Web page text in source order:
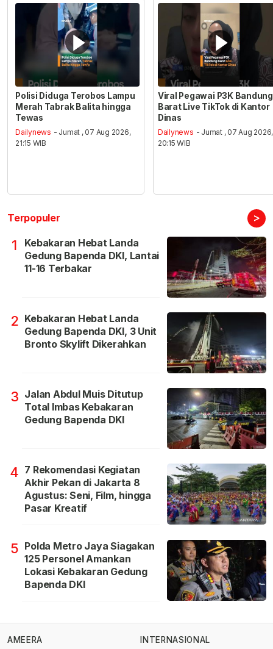
Polisi Diduga Terobos Lampu
Merah Tabrak Balita hingga
Tewas
Dailynews - Jumat , 07 Aug 2026,
21:15 WIB
Viral Pegawai P3K Bandung
Barat Live TikTok di Kantor
Dinas
Dailynews - Jumat , 07 Aug 2026,
20:15 WIB
Terpopuler >
1
Kebakaran Hebat Landa
Gedung Bapenda DKI, Lantai
11-16 Terbakar
2 Kebakaran Hebat Landa
Gedung Bapenda DKI, 3 Unit
Bronto Skylift Dikerahkan
3 Jalan Abdul Muis Ditutup
Total Imbas Kebakaran
Gedung Bapenda DKI
4 7 Rekomendasi Kegiatan
Akhir Pekan di Jakarta 8
Agustus: Seni, Film, hingga
Pasar Kreatif
5 Polda Metro Jaya Siagakan
125 Personel Amankan
Lokasi Kebakaran Gedung
Bapenda DKI
AMEERA INTERNASIONAL